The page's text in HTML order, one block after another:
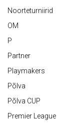
Noorteturniirid
OM
P
Partner
Playmakers
Põlva
Põlva CUP
Premier League